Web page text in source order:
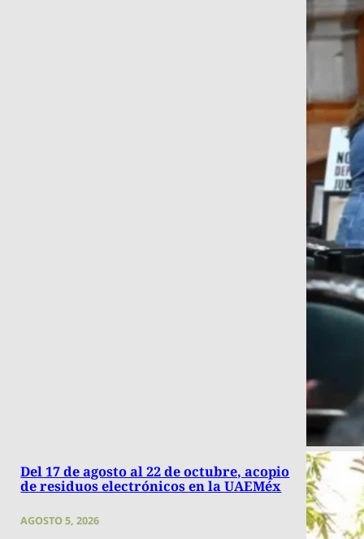
Del 17 de agosto al 22 de octubre, acopio
de residuos electrónicos en la UAEMéx
AGOSTO 5, 2026